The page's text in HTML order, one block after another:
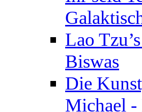
Lao
Biswas
Die
Michael -